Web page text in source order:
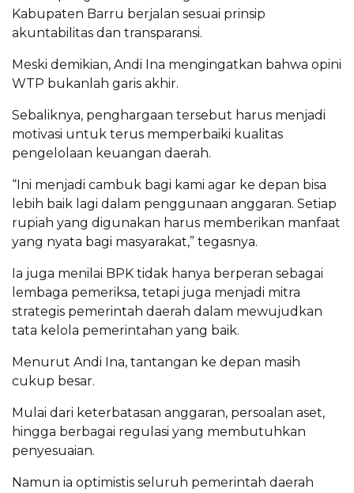
Kabupaten Barru berjalan sesuai prinsip
akuntabilitas dan transparansi.
Meski demikian, Andi Ina mengingatkan bahwa opini
WTP bukanlah garis akhir.
Sebaliknya, penghargaan tersebut harus menjadi
motivasi untuk terus memperbaiki kualitas
pengelolaan keuangan daerah.
“Ini menjadi cambuk bagi kami agar ke depan bisa
lebih baik lagi dalam penggunaan anggaran. Setiap
rupiah yang digunakan harus memberikan manfaat
yang nyata bagi masyarakat,” tegasnya.
Ia juga menilai BPK tidak hanya berperan sebagai
lembaga pemeriksa, tetapi juga menjadi mitra
strategis pemerintah daerah dalam mewujudkan
tata kelola pemerintahan yang baik.
Menurut Andi Ina, tantangan ke depan masih
cukup besar.
Mulai dari keterbatasan anggaran, persoalan aset,
hingga berbagai regulasi yang membutuhkan
penyesuaian.
Namun ia optimistis seluruh pemerintah daerah